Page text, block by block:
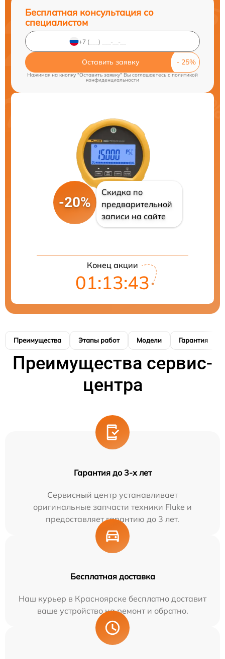
Бесплатная консультация со
специалистом
Оставить заявку
Нажимая на кнопку "Оставить заявку" Вы соглашаетесь cполитикой
конфиденциальности
-20%
Скидка по
предварительной
записи на сайте
Конец акции
01:13:42
Преимущества Этапы работ Модели Гарантия
Преимущества сервис-
центра
Гарантия до 3-х лет
Сервисный центр устанавливает
оригинальные запчасти техники Fluke и
предоставляет гарантию до 3 лет.
Бесплатная доставка
Наш курьер в Красноярске бесплатно доставит
ваше устройство на ремонт и обратно.